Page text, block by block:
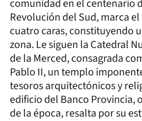
comunidad en el centenario
Revolución del Sud, marca
cuatro caras, constituyendo
zona. Le siguen la Catedral
de la Merced, consagrada
Pablo II, un templo
tesoros arquitectónicos y
edificio del Banco Provincia,
de la época, resalta por su